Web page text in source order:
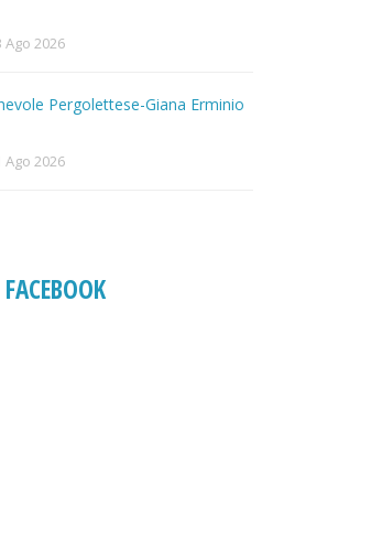
Ago 2026
Pergolettese-Giana Erminio
Ago 2026